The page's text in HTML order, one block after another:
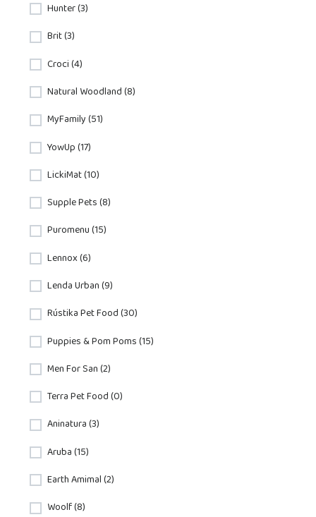
Hunter (3)
Brit (3)
Croci (4)
Natural Woodland (8)
MyFamily (51)
YowUp (17)
LickiMat (10)
Supple Pets (8)
Puromenu (15)
Lennox (6)
Lenda Urban (9)
Rústika Pet Food (30)
Puppies & Pom Poms (15)
Men For San (2)
Terra Pet Food (0)
Aninatura (3)
Aruba (15)
Earth Amimal (2)
Woolf (8)